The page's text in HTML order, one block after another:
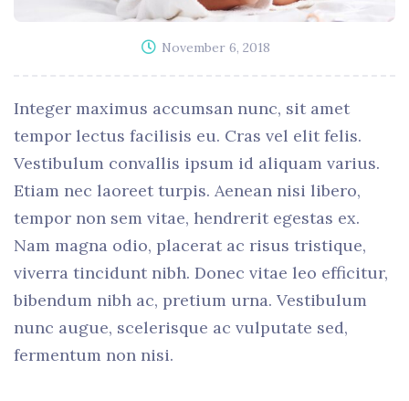
November 6, 2018
Integer maximus accumsan nunc, sit amet
tempor lectus facilisis eu. Cras vel elit felis.
Vestibulum convallis ipsum id aliquam varius.
Etiam nec laoreet turpis. Aenean nisi libero,
tempor non sem vitae, hendrerit egestas ex.
Nam magna odio, placerat ac risus tristique,
viverra tincidunt nibh. Donec vitae leo efficitur,
bibendum nibh ac, pretium urna. Vestibulum
nunc augue, scelerisque ac vulputate sed,
fermentum non nisi.